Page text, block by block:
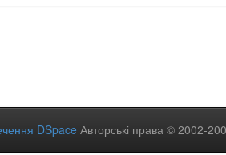
DSpace Авторські права © 2002-